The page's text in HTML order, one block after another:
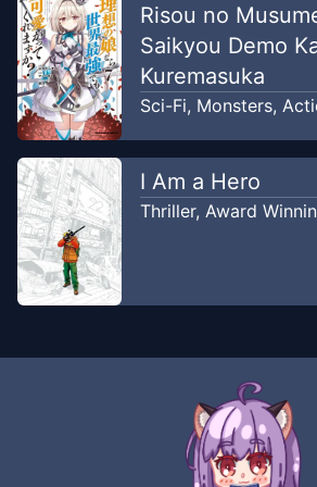
Chapter106 -Menjengkelkan
Unknown
Chapter105-Aku Masih
Mencintaimu Ruka
Unknown
Chapter104
Hidup
Unknown
Chapter103-Prajurit Kecil Yang
Terbangun Oleh
Risou no
Saikyou Demo
Kuremasuka
Sci-Fi, Monsters,
I Am a Hero
Thriller, Award